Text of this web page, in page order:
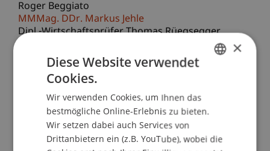
Roger Beggiato
MMMag. DDr. Markus Jehle
Dipl.-Wirtschaftsprüfer Thomas Rüegsegger
School/Professur:
Lehrstuhl für Gesellschafts-, Stiftungs- und
Die Anforderungen an Juristinnen und Juristen,
Rechtsanwältinnen und Rechtsanwälte wachsen
ständig. Eine Weiterbildung auch in weniger
×
Diese Website verwendet
Cookies.
Wir verwenden Cookies, um Ihnen das
bestmögliche Online-Erlebnis zu bieten.
Wir setzen dabei auch Services von
Drittanbietern ein (z.B. YouTube), wobei die